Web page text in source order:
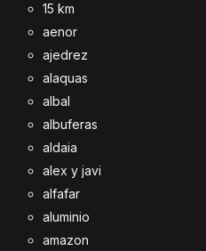
15 km
aenor
ajedrez
alaquas
albal
albuferas
aldaia
alex y javi
alfafar
aluminio
amazon